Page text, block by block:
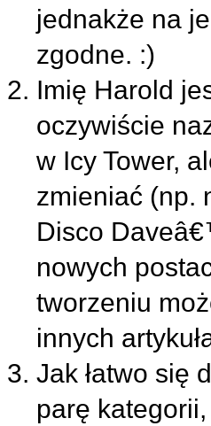
jednakże na
zgodne. :)
Imię Harold
oczywiście
w Icy Tower,
zmieniać (np.
Disco
nowych
tworzeniu
innych
Jak łatwo się
parę